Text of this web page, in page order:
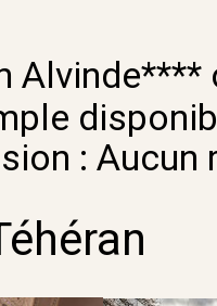
Alvinde****
: Aucun